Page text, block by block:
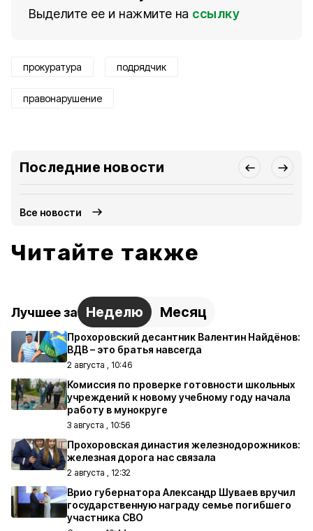
Выделите ее и нажмите на ссылку
прокуратура подрядчик
правонарушение
Последние новости
Все новости
Читайте также
Лучшее за Неделю Месяц
Прохоровский десантник Валентин Найдёнов:
ВДВ – это братья навсегда
2 августа , 10:46
Комиссия по проверке готовности школьных
учреждений к новому учебному году начала
работу в мунокруге
3 августа , 10:56
Прохоровская династия железнодорожников:
железная дорога нас связала
2 августа , 12:32
Врио губернатора Александр Шуваев вручил
государственную награду семье погибшего
участника СВО